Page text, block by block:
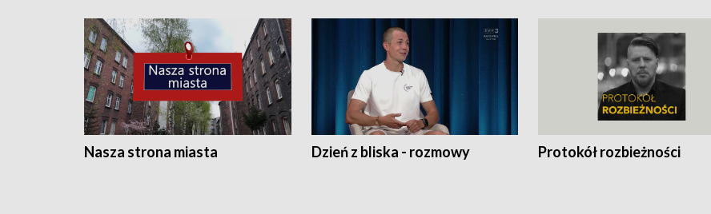
Nasza strona miasta Dzień z bliska - rozmowy Protokół rozbieżności